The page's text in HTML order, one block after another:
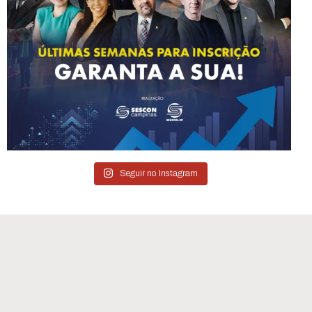
Seguir no Instagram